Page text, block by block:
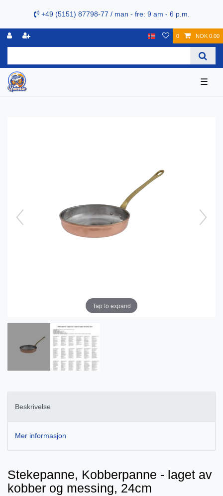
+49 (5151) 87798-77 / man - fre: 9 am - 6 p.m.
0 NOK 0.00
☰
Tap to expand
Beskrivelse
Mer informasjon
Stekepanne, Kobberpanne - laget av
kobber og messing, 24cm